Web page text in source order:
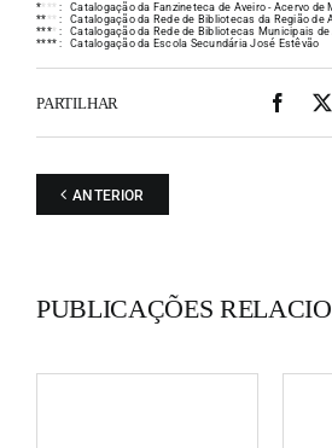
** * * :
Catalogação da Fanzineteca de Aveiro - Acervo de
** * * :
Catalogação da Rede de Bibliotecas da Região de
**** :
Catalogação da Rede de Bibliotecas Municipais de
**** : Catalogação da Escola Secundária José Estêvão
PARTILHAR
ANTERIOR
PUBLICAÇÕES